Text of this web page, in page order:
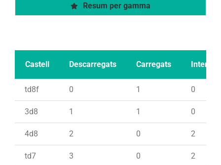
Resum per gamma
Castell Descarregats Carregats Intents
td8f 0 1 0
3d8 1 1 0
4d8 2 0 2
td7 3 0 2